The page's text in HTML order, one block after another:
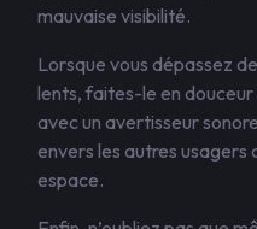
mauvaise visibilité.
Lorsque vous dépassez
lents, faites-le en
avec un avertisseur
envers les autres
espace.